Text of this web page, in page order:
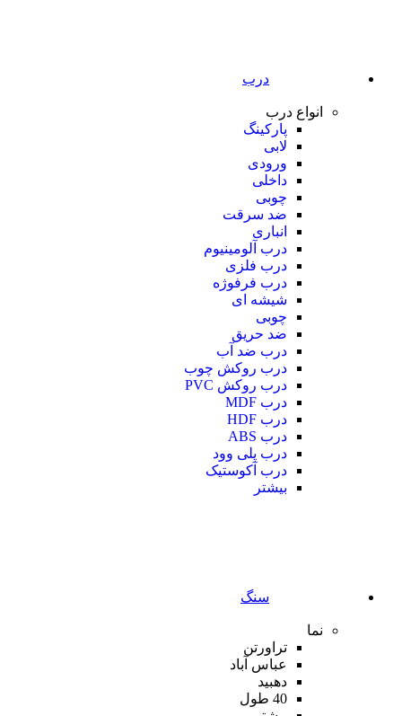
درب
انواع درب
پارکینگ
لابی
ورودی
داخلی
چوبی
ضد سرقت
انباری
درب آلومینیوم
درب فلزی
درب فرفوژه
شیشه ای
چوبی
ضد حریق
درب ضد آب
درب روکش چوب
درب روکش PVC
درب MDF
درب HDF
درب ABS
درب پلی وود
درب آکوستیک
بیشتر
سنگ
نما
تراورتن
عباس آباد
دهبید
40 طول